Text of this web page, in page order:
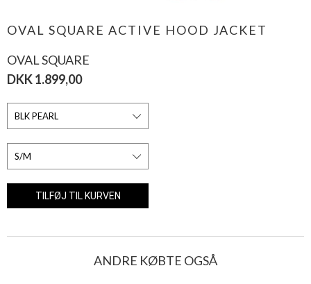
OVAL SQUARE ACTIVE HOOD JACKET
OVAL SQUARE
DKK 1.899,00
ANDRE KØBTE OGSÅ